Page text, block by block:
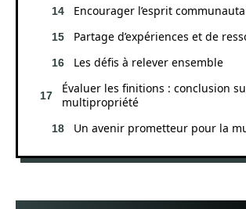
Encourager l’esprit
Partage d’expériences et de
Les défis à relever ensemble
Évaluer les finitions : conclusion
multipropriété
Un avenir prometteur pour la